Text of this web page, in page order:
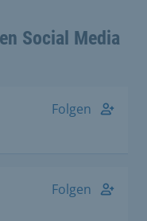
Social Media
Folgen
Folgen